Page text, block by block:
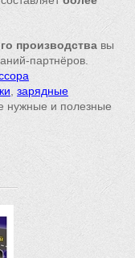
производства вы
партнёров.
зарядные
нужные и полезные